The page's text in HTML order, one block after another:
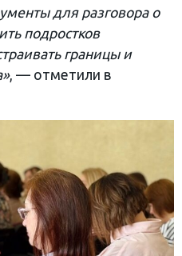
для разговора о
подростков
границы и
, — отметили в